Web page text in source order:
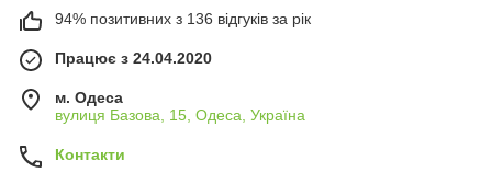
94% позитивних з 136 відгуків за рік
Працює з 24.04.2020
м. Одеса
вулиця Базова, 15, Одеса, Україна
Контакти